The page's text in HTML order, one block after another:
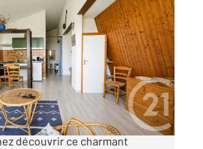
05
Studio à vendre
€
pas de la station de ski
découvrir ce charmant